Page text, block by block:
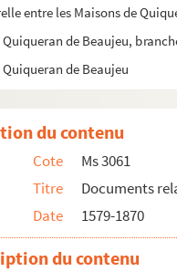
entre les Maisons de
Quiqueran de Beaujeu,
Quiqueran de Beaujeu
du contenu
Cote
Ms 3061
Titre
Documents
Date
1579-1870
du contenu